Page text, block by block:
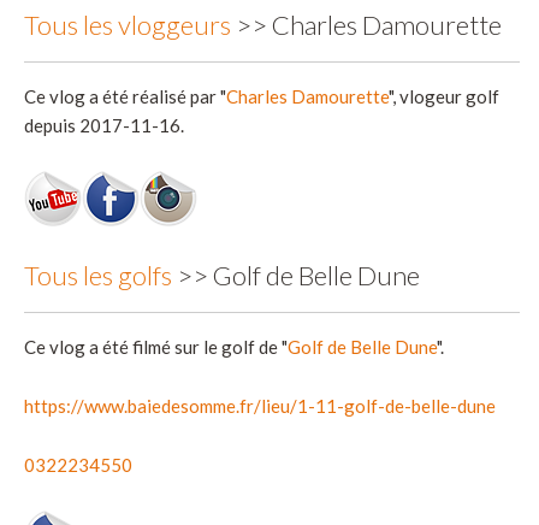
Tous les vloggeurs >> Charles Damourette
Ce vlog a été réalisé par "Charles Damourette", vlogeur golf
depuis 2017-11-16.
Tous les golfs >> Golf de Belle Dune
Ce vlog a été filmé sur le golf de "Golf de Belle Dune".
https://www.baiedesomme.fr/lieu/1-11-golf-de-belle-dune
0322234550